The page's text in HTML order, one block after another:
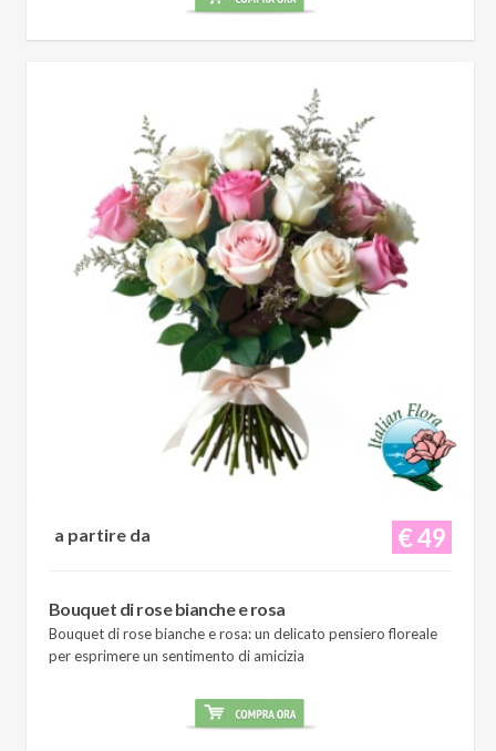
€ 49
a partire da
Bouquet di rose bianche e rosa
Bouquet di rose bianche e rosa: un delicato pensiero floreale
per esprimere un sentimento di amicizia